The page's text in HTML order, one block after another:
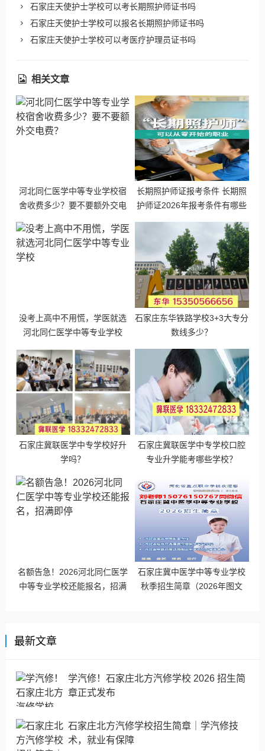
石家庄天使护士学校可以考长期照护师证书吗
石家庄天使护士学校可以报名长期照护师证书吗
石家庄天使护士学校可以考医疗护理员证书吗
相关文章
河北同仁医学中等专业学校宿
舍收费多少？要不要额外交电
长期照护师证报考条件 长期照
护师证2026年报考条件有哪些
没考上高中不用慌，学医就选
河北同仁医学中等专业学校
石家庄东华铁路学校3+3大专分
数线多少？
石家庄冀联医学中专学校好升
学吗？
石家庄冀联医学中专学校口腔
专业升学能考哪些学校？
名额告急！2026河北同仁医学
中等专业学校还能报名，招满
石家庄冀中医学中等专业学校
秋季招生简章（2026年图文
最新文章
学汽修！石家庄北方汽修学校 2026 招生简
章正式发布
石家庄北方汽修学校招生简章｜学汽修技
术，就业有保障